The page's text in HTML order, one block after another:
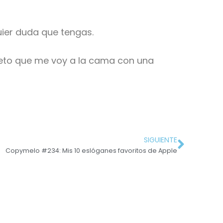
duda que tengas.
que me voy a la cama con una
SIGUIENTE
Copymelo #234: Mis 10 eslóganes favoritos de Apple